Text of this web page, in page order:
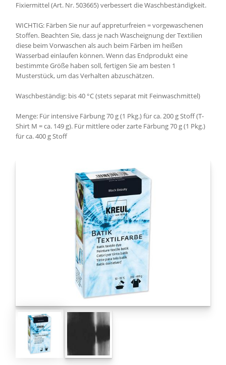
Fixiermittel (Art. Nr. 503665) verbessert die Waschbeständigkeit.
WICHTIG: Färben Sie nur auf appreturfreien = vorgewaschenen
Stoffen. Beachten Sie, dass je nach Wascheignung der Textilien
diese beim Vorwaschen als auch beim Färben im heißen
Wasserbad einlaufen können. Wenn das Endprodukt eine
bestimmte Größe haben soll, fertigen Sie am besten 1
Musterstück, um das Verhalten abzuschätzen.
Waschbeständig: bis 40 °C (stets separat mit Feinwaschmittel)
Menge: Für intensive Färbung 70 g (1 Pkg.) für ca. 200 g Stoff (T-
Shirt M = ca. 149 g). Für mittlere oder zarte Färbung 70 g (1 Pkg.)
für ca. 400 g Stoff